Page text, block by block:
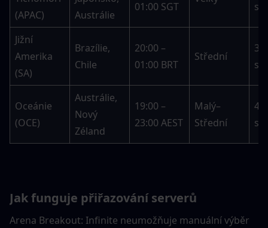
(APAC)
Austrálie
01:00 SGT
Jižní
Amerika
(SA)
Brazílie,
Chile
20:00 –
01:00 BRT
Střední
Oceánie
(OCE)
Austrálie,
Nový
Zéland
19:00 –
23:00 AEST
Malý–
Střední
Jak funguje přiřazování serverů
Arena Breakout: Infinite neumožňuje manuální výběr